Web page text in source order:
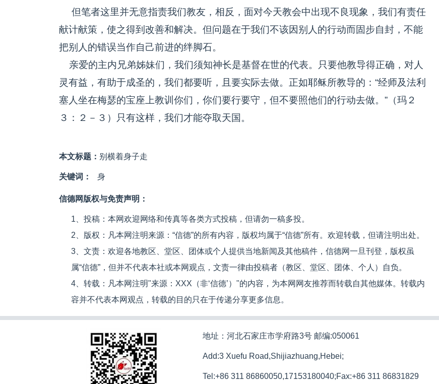
但笔者这里并无意指责我们教友，相反，面对今天教会中出现不良现象，我们有责任
献计献策，使之得到改善和解决。但问题在于我们不该因别人的行动而固步自封，不能
把别人的错误当作自己前进的绊脚石。
亲爱的主内兄弟姊妹们，我们须知神长是基督在世的代表。只要他教导得正确，对人
灵有益，有助于成圣的，我们都要听，且要实际去做。正如耶稣所教导的：“经师及法利
塞人坐在梅瑟的宝座上教训你们，你们要行要守，但不要照他们的行动去做。”（玛２
３：２－３）只有这样，我们才能夺取天国。
本文标题： 别横着身子走
关键词： 身
信德网版权与免责声明：
1、投稿：本网欢迎网络和传真等各类方式投稿，但请勿一稿多投。
2、版权：凡本网注明来源：“信德”的所有内容，版权均属于“信德”所有。欢迎转载，但请注明出处。
3、文责：欢迎各地教区、堂区、团体或个人提供当地新闻及其他稿件，信德网一旦刊登，版权虽
属“信德”，但并不代表本社或本网观点，文责一律由投稿者（教区、堂区、团体、个人）自负。
4、转载：凡本网注明"来源：XXX（非‘信德’）"的内容，为本网网友推荐而转载自其他媒体。转载内
容并不代表本网观点，转载的目的只在于传递分享更多信息。
地址：河北石家庄市学府路3号 邮编:050061
Add:3 Xuefu Road,Shijiazhuang,Hebei;
Tel:+86 311 86860050,17153180040;Fax:+86 311 86831829